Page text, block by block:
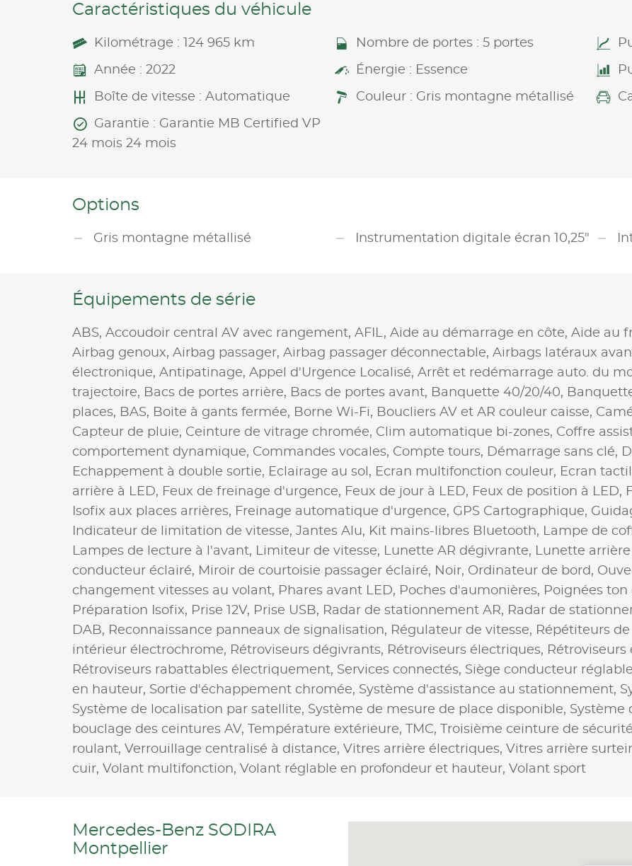
Caractéristiques du véhicule
Kilométrage : 124 965 km Nombre de portes : 5 portes
Année : 2022 Énergie : Essence
Boîte de vitesse : Automatique Couleur : Gris montagne métallisé
Garantie : Garantie MB Certified VP
24 mois 24 mois
Options
Gris montagne métallisé Instrumentation digitale écran 10,25"
Équipements de série
ABS, Accoudoir central AV avec rangement, AFIL, Aide au démarrage en côte, Aide au
Airbag genoux, Airbag passager, Airbag passager déconnectable, Airbags latéraux
électronique, Antipatinage, Appel d'Urgence Localisé, Arrêt et redémarrage auto. du
trajectoire, Bacs de portes arrière, Bacs de portes avant, Banquette 40/20/40,
places, BAS, Boite à gants fermée, Borne Wi-Fi, Boucliers AV et AR couleur caisse,
Capteur de pluie, Ceinture de vitrage chromée, Clim automatique bi-zones, Coffre
comportement dynamique, Commandes vocales, Compte tours, Démarrage sans clé,
Echappement à double sortie, Eclairage au sol, Ecran multifonction couleur, Ecran
arrière à LED, Feux de freinage d'urgence, Feux de jour à LED, Feux de position à LED,
Isofix aux places arrières, Freinage automatique d'urgence, GPS Cartographique,
Indicateur de limitation de vitesse, Jantes Alu, Kit mains-libres Bluetooth, Lampe de
Lampes de lecture à l'avant, Limiteur de vitesse, Lunette AR dégivrante, Lunette
conducteur éclairé, Miroir de courtoisie passager éclairé, Noir, Ordinateur de bord,
changement vitesses au volant, Phares avant LED, Poches d'aumonières, Poignées ton
Préparation Isofix, Prise 12V, Prise USB, Radar de stationnement AR, Radar de
DAB, Reconnaissance panneaux de signalisation, Régulateur de vitesse, Répétiteurs
intérieur électrochrome, Rétroviseurs dégivrants, Rétroviseurs électriques,
Rétroviseurs rabattables électriquement, Services connectés, Siège conducteur
en hauteur, Sortie d'échappement chromée, Système d'assistance au stationnement,
Système de localisation par satellite, Système de mesure de place disponible, Système
bouclage des ceintures AV,
Température extérieure, TMC, Troisième ceinture de
roulant, Verrouillage centralisé à distance, Vitres arrière électriques, Vitres arrière
cuir, Volant multifonction, Volant réglable en profondeur et hauteur, Volant sport
Mercedes-Benz SODIRA
Montpellier